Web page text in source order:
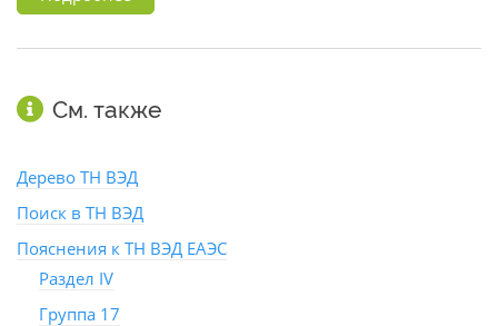
См. также
Дерево ТН ВЭД
Поиск в ТН ВЭД
Пояснения к ТН ВЭД ЕАЭС
Раздел IV
Группа 17